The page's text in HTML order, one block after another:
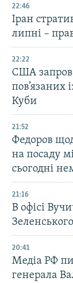
22:46
Іран
липні –
22:22
США
пов’язаних
Куби
21:52
Федоров
на посаду
сьогодні
21:16
В офісі
20:41
Медіа РФ
генерала